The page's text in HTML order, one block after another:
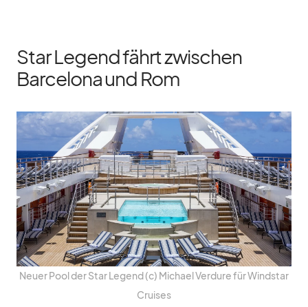
Star Legend fährt zwischen
Barcelona und Rom
Neuer Pool der Star Le­gend (c) Mi­chael Ver­dure für Wind­star
Crui­ses